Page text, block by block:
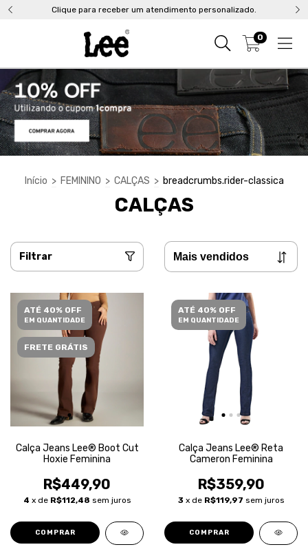
Clique para receber um atendimento personalizado.
0
Início > FEMININO > CALÇAS > breadcrumbs.rider-classica
CALÇAS
Filtrar
ATÉ 40% OFF
EM QUANTIDADE
FRETE GRÁTIS
Calça Jeans Lee® Boot Cut
Hoxie Feminina
R$449,90
4 x de R$112,48 sem juros
COMPRAR
ATÉ 40% OFF
EM QUANTIDADE
Calça Jeans Lee® Reta
Cameron Feminina
R$359,90
3 x de R$119,97 sem juros
COMPRAR